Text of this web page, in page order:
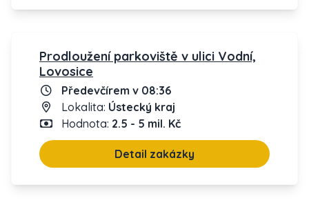
Prodloužení parkoviště v ulici Vodní,
Lovosice
Předevčírem v 08:36
Lokalita: Ústecký kraj
Hodnota: 2.5 - 5 mil. Kč
Detail zakázky